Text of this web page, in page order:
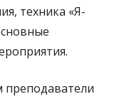
техника «Я-